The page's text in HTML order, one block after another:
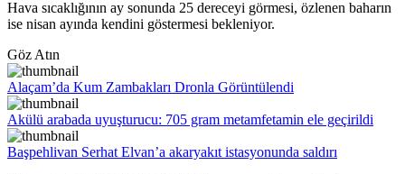
Hava sıcaklığının ay sonunda 25 dereceyi görmesi, özlenen baharın
ise nisan ayında kendini göstermesi bekleniyor.
Göz Atın
Alaçam’da Kum Zambakları Dronla Görüntülendi
Akülü arabada uyuşturucu: 705 gram metamfetamin ele geçirildi
Başpehlivan Serhat Elvan’a akaryakıt istasyonunda saldırı